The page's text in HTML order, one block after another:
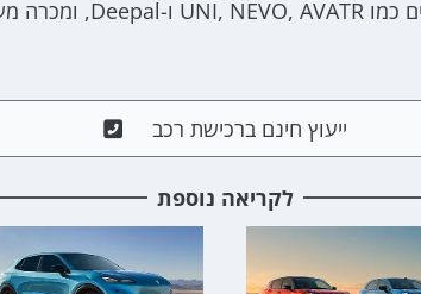
ייעוץ חינם ברכישת רכב
לקריאה נוספת